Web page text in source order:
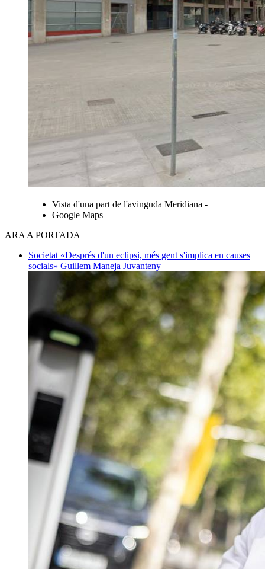
Vista d'una part de l'avinguda Meridiana -
Google Maps
ARA A PORTADA
Societat «Després d'un eclipsi, més gent s'implica en causes
socials» Guillem Maneja Juvanteny